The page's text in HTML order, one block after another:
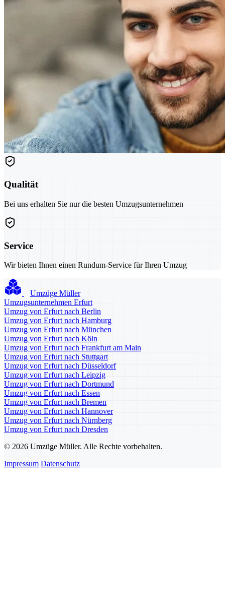
Qualität
Bei uns erhalten Sie nur die besten Umzugsunternehmen
Service
Wir bieten Ihnen einen Rundum-Service für Ihren Umzug
Umzüge Müller
Umzugsunternehmen Erfurt
Umzug von Erfurt nach Berlin
Umzug von Erfurt nach Hamburg
Umzug von Erfurt nach München
Umzug von Erfurt nach Köln
Umzug von Erfurt nach Frankfurt am Main
Umzug von Erfurt nach Stuttgart
Umzug von Erfurt nach Düsseldorf
Umzug von Erfurt nach Leipzig
Umzug von Erfurt nach Dortmund
Umzug von Erfurt nach Essen
Umzug von Erfurt nach Bremen
Umzug von Erfurt nach Hannover
Umzug von Erfurt nach Nürnberg
Umzug von Erfurt nach Dresden
© 2026 Umzüge Müller. Alle Rechte vorbehalten.
Impressum Datenschutz